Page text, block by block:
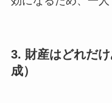
3. 財産はどれだ
成）